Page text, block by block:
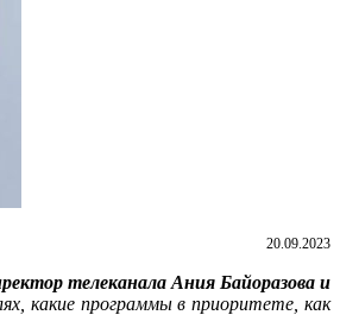
20.09.2023
телеканала Ания Байоразова и
какие программы в приоритете, как